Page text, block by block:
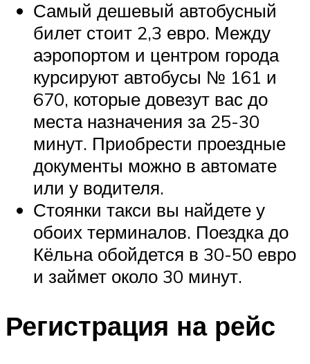
Самый дешевый автобусный
билет стоит 2,3 евро. Между
аэропортом и центром города
курсируют автобусы № 161 и
670, которые довезут вас до
места назначения за 25-30
минут. Приобрести проездные
документы можно в автомате
или у водителя.
Стоянки такси вы найдете у
обоих терминалов. Поездка до
Кёльна обойдется в 30-50 евро
и займет около 30 минут.
Регистрация на рейс